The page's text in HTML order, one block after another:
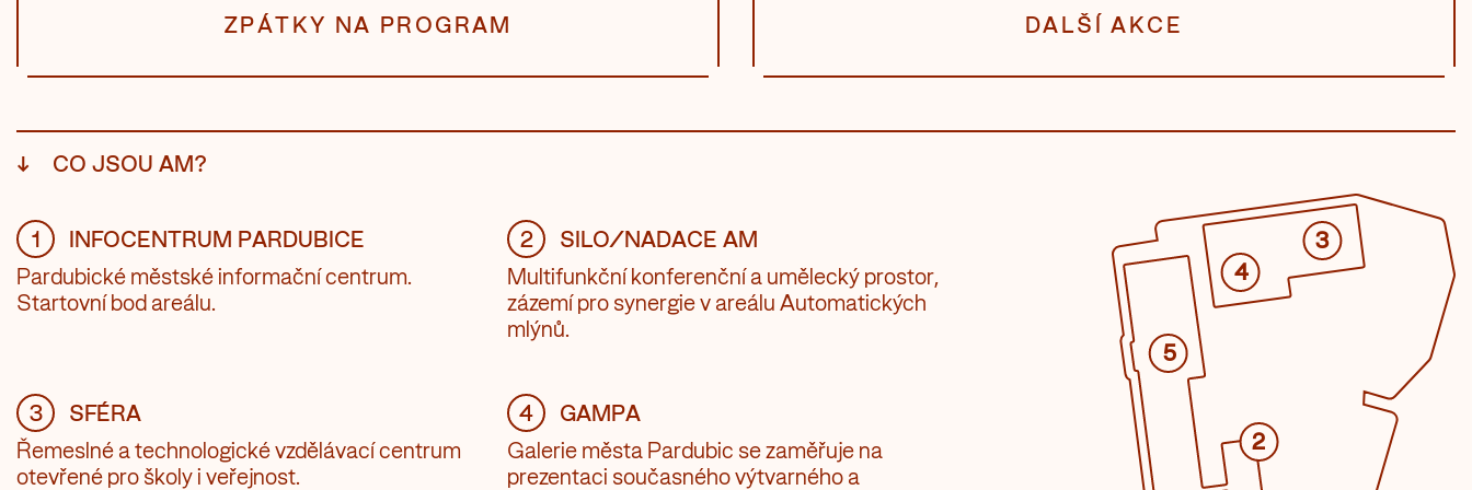
ZPÁTKY NA PROGRAM DALŠÍ AKCE
↓ CO JSOU AM?
1
INFOCENTRUM PARDUBICE
Pardubické městské informační centrum.
Startovní bod areálu.
2
SILO/NADACE AM
Multifunkční konferenční a umělecký prostor,
zázemí pro synergie v areálu Automatických
mlýnů.
3
SFÉRA
Řemeslné a technologické vzdělávací centrum
otevřené pro školy i veřejnost.
4
GAMPA
Galerie města Pardubic se zaměřuje na
prezentaci současného výtvarného a
5
4
3
2